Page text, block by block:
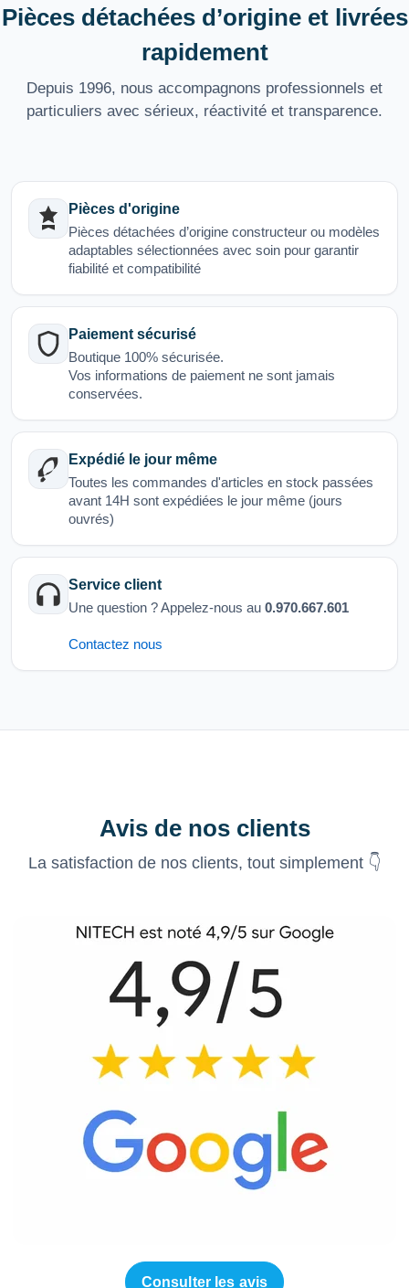
Pièces détachées d’origine et livrées
rapidement
Depuis 1996, nous accompagnons professionnels et
particuliers avec sérieux, réactivité et transparence.
Pièces d'origine
Pièces détachées d’origine constructeur ou modèles
adaptables sélectionnées avec soin pour garantir
fiabilité et compatibilité
Paiement sécurisé
Boutique 100% sécurisée.
Vos informations de paiement ne sont jamais
conservées.
Expédié le jour même
Toutes les commandes d'articles en stock passées
avant 14H sont expédiées le jour même (jours
ouvrés)
Service client
Une question ? Appelez-nous au 0.970.667.601
Contactez nous
Avis de nos clients
La satisfaction de nos clients, tout simplement 👇
Consulter les avis